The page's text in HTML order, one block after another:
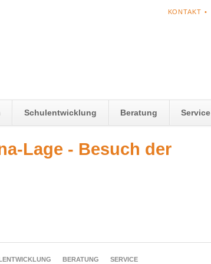
NAVIGATION
KONTAKT
Schulentwicklung Beratung Service
Lage - Besuch der
BERATUNG
SERVICE